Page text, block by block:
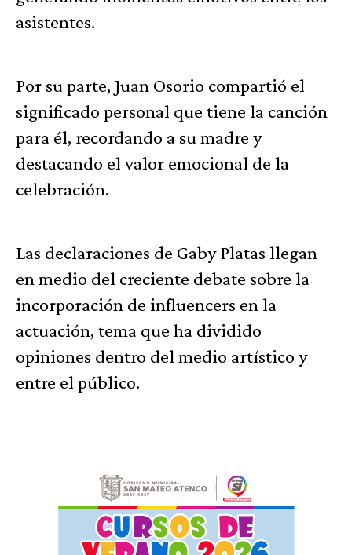
asistentes.
Por su parte, Juan Osorio compartió el
significado personal que tiene la canción
para él, recordando a su madre y
destacando el valor emocional de la
celebración.
Las declaraciones de Gaby Platas llegan
en medio del creciente debate sobre la
incorporación de influencers en la
actuación, tema que ha dividido
opiniones dentro del medio artístico y
entre el público.